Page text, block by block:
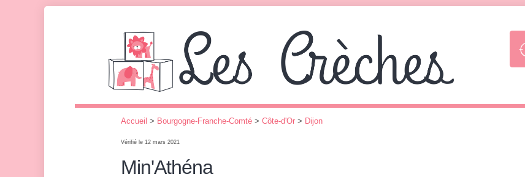
Accueil > Bourgogne-Franche-Comté > Côte-d'Or > Dijon
Vérifié le 12 mars 2021
Min'Athéna